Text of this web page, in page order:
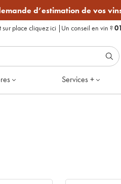
d’estimation de vos
sur place cliquez ici | Un conseil en vin ?
Services +